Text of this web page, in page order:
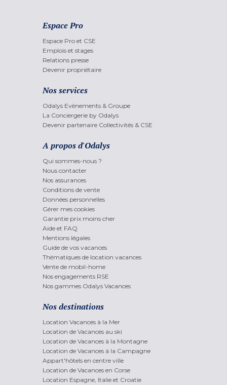
Espace Pro
Espace Pro et CSE
Emplois et stages
Relations presse
Devenir propriétaire
Nos services
Odalys Evènements & Groupe
La Conciergerie by Odalys
Devenir partenaire Collectivités & CSE
A propos d'Odalys
Qui sommes-nous ?
Nous contacter
Nos assurances
Conditions de vente
Données personnelles
Gérer mes cookies
Garantie prix moins cher
Aide et FAQ
Mentions légales
Guide de vos vacances
Thématiques de location vacances
Vente de mobil-home
Nos engagements RSE
Nos gammes Odalys Vacances
Nos destinations
Location Vacances à la Mer
Location de Vacances au ski
Location de Vacances à la Montagne
Location de Vacances à la Campagne
Appart'hôtels en centre ville
Location de Vacances en Corse
Location Espagne, Italie et Croatie